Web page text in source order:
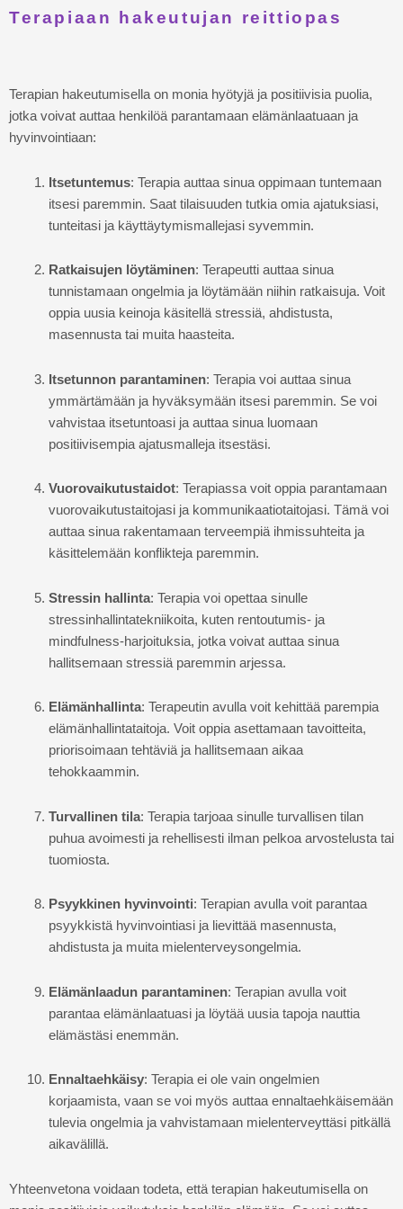
Terapiaan hakeutujan reittiopas
Terapian hakeutumisella on monia hyötyjä ja positiivisia puolia,
jotka voivat auttaa henkilöä parantamaan elämänlaatuaan ja
hyvinvointiaan:
Itsetuntemus: Terapia auttaa sinua oppimaan tuntemaan
itsesi paremmin. Saat tilaisuuden tutkia omia ajatuksiasi,
tunteitasi ja käyttäytymismallejasi syvemmin.
Ratkaisujen löytäminen: Terapeutti auttaa sinua
tunnistamaan ongelmia ja löytämään niihin ratkaisuja. Voit
oppia uusia keinoja käsitellä stressiä, ahdistusta,
masennusta tai muita haasteita.
Itsetunnon parantaminen: Terapia voi auttaa sinua
ymmärtämään ja hyväksymään itsesi paremmin. Se voi
vahvistaa itsetuntoasi ja auttaa sinua luomaan
positiivisempia ajatusmalleja itsestäsi.
Vuorovaikutustaidot: Terapiassa voit oppia parantamaan
vuorovaikutustaitojasi ja kommunikaatiotaitojasi. Tämä voi
auttaa sinua rakentamaan terveempiä ihmissuhteita ja
käsittelemään konflikteja paremmin.
Stressin hallinta: Terapia voi opettaa sinulle
stressinhallintatekniikoita, kuten rentoutumis- ja
mindfulness-harjoituksia, jotka voivat auttaa sinua
hallitsemaan stressiä paremmin arjessa.
Elämänhallinta: Terapeutin avulla voit kehittää parempia
elämänhallintataitoja. Voit oppia asettamaan tavoitteita,
priorisoimaan tehtäviä ja hallitsemaan aikaa
tehokkaammin.
Turvallinen tila: Terapia tarjoaa sinulle turvallisen tilan
puhua avoimesti ja rehellisesti ilman pelkoa arvostelusta tai
tuomiosta.
Psyykkinen hyvinvointi: Terapian avulla voit parantaa
psyykkistä hyvinvointiasi ja lievittää masennusta,
ahdistusta ja muita mielenterveysongelmia.
Elämänlaadun parantaminen: Terapian avulla voit
parantaa elämänlaatuasi ja löytää uusia tapoja nauttia
elämästäsi enemmän.
Ennaltaehkäisy: Terapia ei ole vain ongelmien
korjaamista, vaan se voi myös auttaa ennaltaehkäisemään
tulevia ongelmia ja vahvistamaan mielenterveyttäsi pitkällä
aikavälillä.
Yhteenvetona voidaan todeta, että terapian hakeutumisella on